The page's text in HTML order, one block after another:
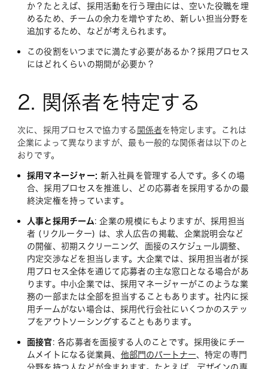
か？たとえば、採用活動を行う理由には、空いた役職を埋
めるため、チームの余力を増やすため、新しい担当分野を
追加するため、などが考えられます。
この役割をいつまでに満たす必要があるか？採用プロセス
にはどれくらいの期間が必要か？
2. 関係者を特定する
次に、採用プロセスで協力する 関係者を特定します。これは
企業によって異なりますが、最も一般的な関係者は以下のと
おりです。
採用マネージャー: 新入社員を管理する人です。多くの場
合、採用プロセスを推進し、どの応募者を採用するかの最
終決定権を持っています。
人事と採用チーム: 企業の規模にもよりますが、採用担当
者 (リクルーター) は、求人広告の掲載、企業説明会など
の開催、初期スクリーニング、面接のスケジュール調整、
内定交渉などを担当します。大企業では、採用担当者が採
用プロセス全体を通じて応募者の主な窓口となる場合があ
ります。中小企業では、採用マネージャーがこのような業
務の一部または全部を担当することもあります。社内に採
用チームがない場合は、採用代行会社にいくつかのステッ
プをアウトソーシングすることもあります。
面接官 : 各応募者を面接する人のことです。採用後にチー
ムメイトになる従業員、 他部門のパートナー、特定の専門
分野を持つ人などが含まれます。たとえば、デザインの専